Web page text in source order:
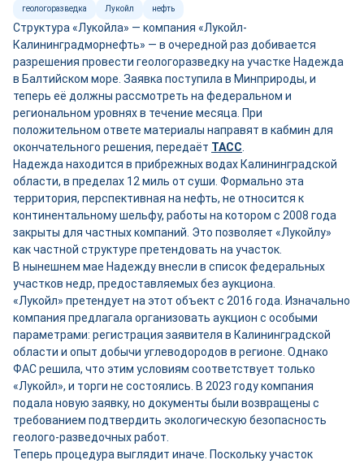
геологоразведка Лукойл нефть
Структура «Лукойла» — компания «Лукойл-
Калининградморнефть» — в очередной раз добивается
разрешения провести геологоразведку на участке Надежда
в Балтийском море. Заявка поступила в Минприроды, и
теперь её должны рассмотреть на федеральном и
региональном уровнях в течение месяца. При
положительном ответе материалы направят в кабмин для
окончательного решения, передаёт ТАСС
Надежда находится в прибрежных водах Калининградской
области, в пределах 12 миль от суши. Формально эта
территория, перспективная на нефть, не относится к
континентальному шельфу, работы на котором с 2008 года
закрыты для частных компаний. Это позволяет «Лукойлу»
как частной структуре претендовать на участок.
В нынешнем мае Надежду внесли в список федеральных
участков недр, предоставляемых без аукциона.
«Лукойл» претендует на этот объект с 2016 года. Изначально
компания предлагала организовать аукцион с особыми
параметрами: регистрация заявителя в Калининградской
области и опыт добычи углеводородов в регионе. Однако
ФАС решила, что этим условиям соответствует только
«Лукойл», и торги не состоялись. В 2023 году компания
подала новую заявку, но документы были возвращены с
требованием подтвердить экологическую безопасность
геолого-разведочных работ.
Теперь процедура выглядит иначе. Поскольку участок